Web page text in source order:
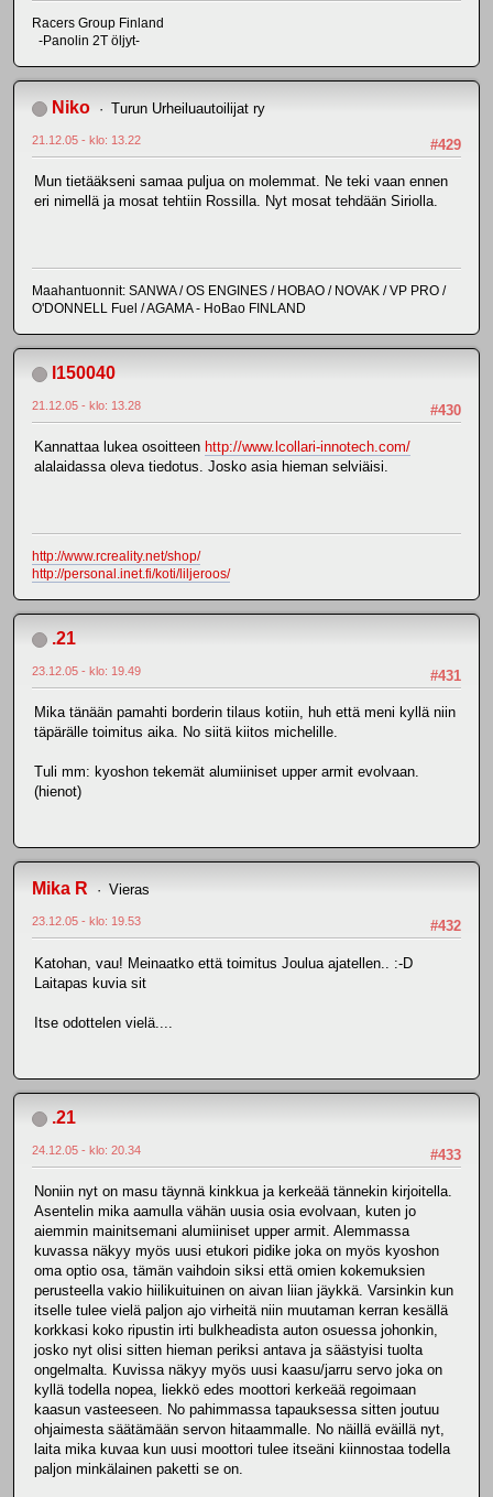
Racers Group Finland
-Panolin 2T öljyt-
Niko Turun Urheiluautoilijat ry
#429
21.12.05 - klo: 13.22
Mun tietääkseni samaa puljua on molemmat. Ne teki vaan ennen
eri nimellä ja mosat tehtiin Rossilla. Nyt mosat tehdään Siriolla.
Maahantuonnit: SANWA / OS ENGINES / HOBAO / NOVAK / VP PRO /
O'DONNELL Fuel / AGAMA - HoBao FINLAND
l150040
#430
21.12.05 - klo: 13.28
Kannattaa lukea osoitteen http://www.lcollari-innotech.com/
alalaidassa oleva tiedotus. Josko asia hieman selviäisi.
http://www.rcreality.net/shop/
http://personal.inet.fi/koti/liljeroos/
.21
#431
23.12.05 - klo: 19.49
Mika tänään pamahti borderin tilaus kotiin, huh että meni kyllä niin
täpärälle toimitus aika. No siitä kiitos michelille.
Tuli mm: kyoshon tekemät alumiiniset upper armit evolvaan.
(hienot)
Mika R Vieras
#432
23.12.05 - klo: 19.53
Katohan, vau! Meinaatko että toimitus Joulua ajatellen.. :-D
Laitapas kuvia sit
Itse odottelen vielä....
.21
#433
24.12.05 - klo: 20.34
Noniin nyt on masu täynnä kinkkua ja kerkeää tännekin kirjoitella.
Asentelin mika aamulla vähän uusia osia evolvaan, kuten jo
aiemmin mainitsemani alumiiniset upper armit. Alemmassa
kuvassa näkyy myös uusi etukori pidike joka on myös kyoshon
oma optio osa, tämän vaihdoin siksi että omien kokemuksien
perusteella vakio hiilikuituinen on aivan liian jäykkä. Varsinkin kun
itselle tulee vielä paljon ajo virheitä niin muutaman kerran kesällä
korkkasi koko ripustin irti bulkheadista auton osuessa johonkin,
josko nyt olisi sitten hieman periksi antava ja säästyisi tuolta
ongelmalta. Kuvissa näkyy myös uusi kaasu/jarru servo joka on
kyllä todella nopea, liekkö edes moottori kerkeää regoimaan
kaasun vasteeseen. No pahimmassa tapauksessa sitten joutuu
ohjaimesta säätämään servon hitaammalle. No näillä eväillä nyt,
laita mika kuvaa kun uusi moottori tulee itseäni kiinnostaa todella
paljon minkälainen paketti se on.